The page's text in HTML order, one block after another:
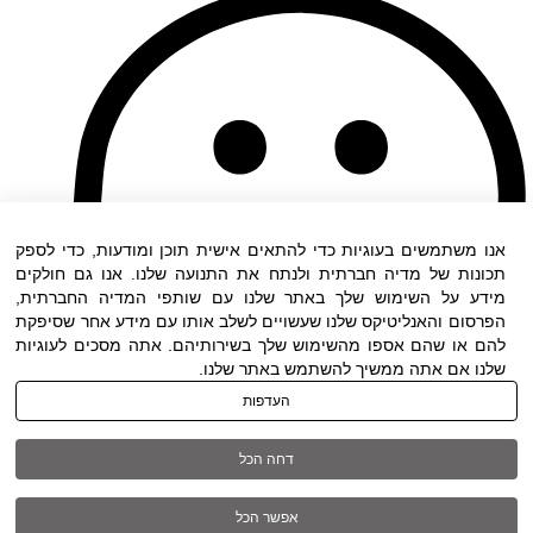
תנאי שימוש|הצהרת נגישות| כל הזכויות שמורות ל
אנו משתמשים בעוגיות כדי להתאים אישית תוכן ומודעות, כדי לספק
תכונות של מדיה חברתית ולנתח את התנועה שלנו. אנו גם חולקים
מידע על השימוש שלך באתר שלנו עם שותפי המדיה החברתית,
הפרסום והאנליטיקס שלנו שעשויים לשלב אותו עם מידע אחר שסיפקת
להם או שהם אספו מהשימוש שלך בשירותיהם. אתה מסכים לעוגיות
שלנו אם אתה ממשיך להשתמש באתר שלנו.
העדפות
דחה הכל
אפשר הכל